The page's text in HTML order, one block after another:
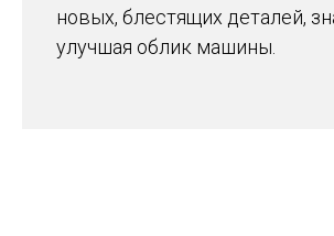
новых, блестящих деталей,
улучшая облик машины.